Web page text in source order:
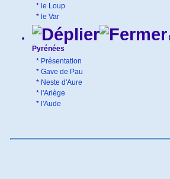
* le Loup
* le Var
Pyrénées
* Présentation
* Gave de Pau
* Neste d'Aure
* l'Ariège
* l'Aude